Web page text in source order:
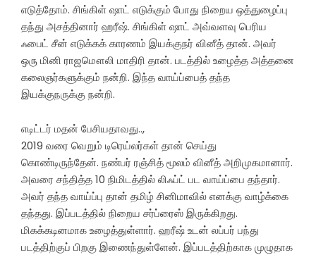
எடுத்தோம். சிங்கிள் ஷாட் எடுக்கும் போது நிறைய ஒத்துழைப்பு
தந்து அசத்தினார் ஹரீஷ். சிங்கிள் ஷாட் அவ்வளவு பெரிய
ஃபைட் சீன் எடுக்கக் காரணம் இயக்குநர் வினீத் தான். அவர்
ஒரு மினி ராஜமௌலி மாதிரி தான். படத்தில் உழைத்த அத்தனை
கலைஞர்களுக்கும் நன்றி. இந்த வாய்ப்பைத் தந்த
இயக்குநருக்கு நன்றி.
எடிட்டர் மதன் பேசியதாவது..,
2019 வரை வெறும் டிரெய்லர்கள் தான் செய்து
கொண்டிருந்தேன். நண்பர் ரஞ்சித் மூலம் வினீத் அறிமுகமானார்.
அவரை சந்தித்த 10 நிமிடத்தில் லிஃப்ட் பட வாய்ப்பை தந்தார்.
அவர் தந்த வாய்ப்பு தான் தமிழ் சினிமாவில் எனக்கு வாழ்க்கை
தந்தது. இப்படத்தில் நிறைய சர்ப்ரைஸ் இருக்கிறது.
மிகக்கடினமாக உழைத்துள்ளார். ஹரீஷ் உடன் லப்பர் பந்து
படத்திற்குப் பிறகு இணைந்துள்ளேன். இப்படத்திற்காக முழுதாக